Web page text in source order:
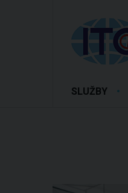
SLUŽBY